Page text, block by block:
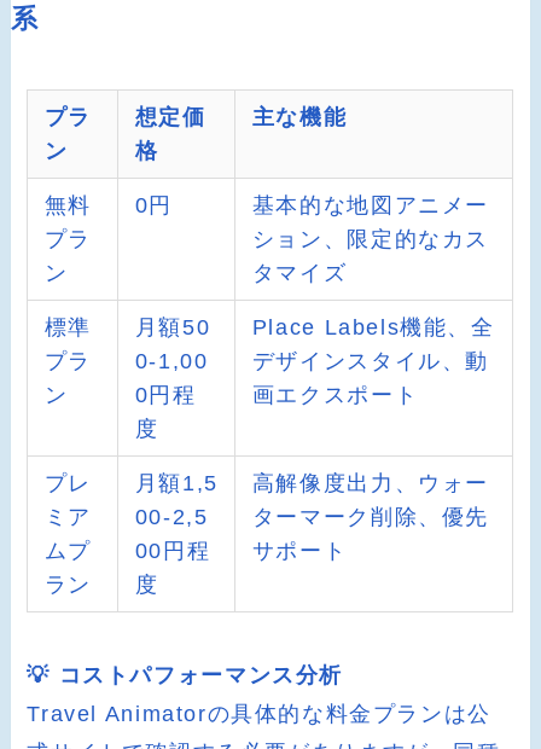
系
プラ
ン
想定価
格
主な機能
無料
プラ
ン
0円
基本的な地図アニメー
ション、限定的なカス
タマイズ
標準
プラ
ン
月額50
0-1,00
0円程
度
Place Labels機能、全
デザインスタイル、動
画エクスポート
プレ
ミア
ムプ
ラン
月額1,5
00-2,5
00円程
度
高解像度出力、ウォー
ターマーク削除、優先
サポート
💡 コストパフォーマンス分析
Travel Animatorの具体的な料金プランは公